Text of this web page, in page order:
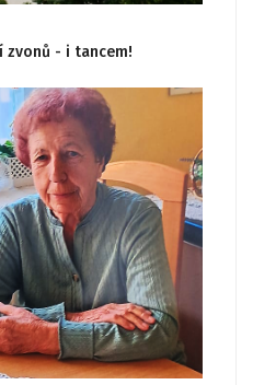
zvonů - i tancem!